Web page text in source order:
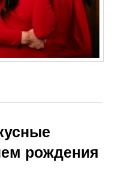
рождения